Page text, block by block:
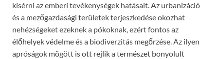
kísérni az emberi tevékenységek hatásait. Az urbanizáció
és a mezőgazdasági területek terjeszkedése okozhat
nehézségeket ezeknek a pókoknak, ezért fontos az
élőhelyek védelme és a biodiverzitás megőrzése. Az ilyen
apróságok mögött is ott rejlik a természet bonyolult